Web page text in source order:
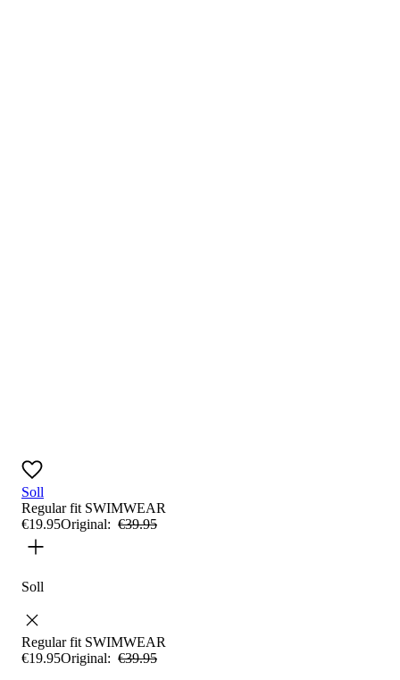
Soll
Regular fit SWIMWEAR
€19.95Original: €39.95
Soll
Regular fit SWIMWEAR
€19.95Original: €39.95